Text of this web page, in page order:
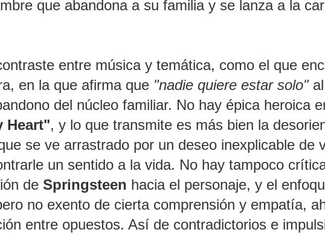
que abandona a su familia y se lanza a la
entre música y temática, como el que
en la que afirma que "nadie quiere estar solo"al
del núcleo familiar. No hay épica heroica
Heart", y lo que transmite es más bien la
se ve arrastrado por un deseo inexplicable de
un sentido a la vida. No hay tampoco
de Springsteen hacia el personaje, y el
no exento de cierta comprensión y empatía,
entre opuestos. Así de contradictorios e